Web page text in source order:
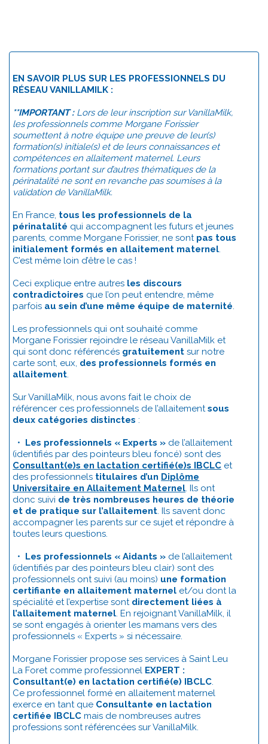
EN SAVOIR PLUS SUR LES PROFESSIONNELS DU
RÉSEAU VANILLAMILK :
**IMPORTANT :Lors de leur inscription sur VanillaMilk,
les professionnels comme Morgane Forissier
soumettent à notre équipe une preuve de leur(s)
formation(s) initiale(s) et de leurs connaissances et
compétences en allaitement maternel. Leurs
formations portant sur d’autres thématiques de la
périnatalité ne sont en revanche pas soumises à la
validation de VanillaMilk.
En France, tous les professionnels de la
périnatalité qui accompagnent les futurs et jeunes
parents, comme Morgane Forissier, ne sont pas tous
initialement formés en allaitement maternel.
C’est même loin d’être le cas !
Ceci explique entre autres les discours
contradictoires que l’on peut entendre, même
parfois au sein d’une même équipe de maternité.
Les professionnels qui ont souhaité comme
Morgane Forissier rejoindre le réseau VanillaMilk et
qui sont donc référencés gratuitement sur notre
carte sont, eux, des professionnels formés en
allaitement.
Sur VanillaMilk, nous avons fait le choix de
référencer ces professionnels de l’allaitementsous
deux catégories distinctes :
• Les professionnels « Experts » de l’allaitement
(identifiés par des pointeurs bleu foncé) sont des
Consultant(e)s en lactation certifié(e)s IBCLC et
des professionnels titulaires d’un Diplôme
Universitaire en Allaitement Maternel. Ils ont
donc suivi de très nombreuses heures de théorie
et de pratique sur l’allaitement. Ils savent donc
accompagner les parents sur ce sujet et répondre à
toutes leurs questions.
• Les professionnels « Aidants » de l’allaitement
(identifiés par des pointeurs bleu clair) sont des
professionnels ont suivi (au moins) une formation
certifiante en allaitement maternel et/ou dont la
spécialité et l’expertise sont directement liées à
l’allaitement maternel. En rejoignant VanillaMilk, il
se sont engagés à orienter les mamans vers des
professionnels « Experts » si nécessaire.
Morgane Forissier propose ses services à Saint Leu
La Foret comme professionnel EXPERT :
Consultant(e) en lactation certifié(e) IBCLC.
Ce professionnel formé en allaitement maternel
exerce en tant que Consultante en lactation
certifiée IBCLC mais de nombreuses autres
professions sont référencées sur VanillaMilk.